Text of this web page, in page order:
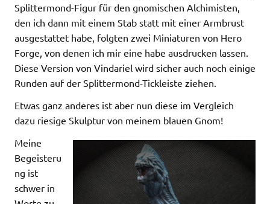
Splittermond-Figur für den gnomischen Alchimisten,
den ich dann mit einem Stab statt mit einer Armbrust
ausgestattet habe, folgten zwei Miniaturen von Hero
Forge, von denen ich mir eine habe ausdrucken lassen.
Diese Version von Vindariel wird sicher auch noch einige
Runden auf der Splittermond-Tickleiste ziehen.
Etwas ganz anderes ist aber nun diese im Vergleich
dazu riesige Skulptur von meinem blauen Gnom!
Meine
Begeisteru
ng ist
schwer in